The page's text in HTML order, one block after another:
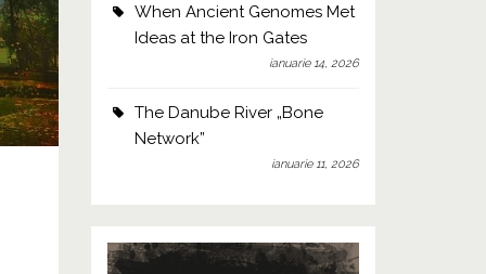
When Ancient Genomes Met
Ideas at the Iron Gates
ianuarie 14, 2026
The Danube River „Bone
Network”
ianuarie 11, 2026